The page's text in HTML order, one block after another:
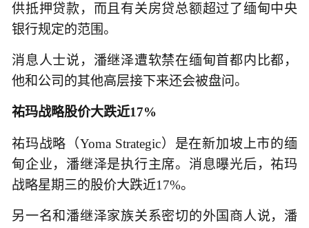
供抵押贷款，而且有关房贷总额超过了缅甸中央
银行规定的范围。
消息人士说，潘继泽遭软禁在缅甸首都内比都，
他和公司的其他高层接下来还会被盘问。
祐玛战略股价大跌近17%
祐玛战略（Yoma Strategic）是在新加坡上市的缅
甸企业，潘继泽是执行主席。消息曝光后，祐玛
战略星期三的股价大跌近17%。
另一名和潘继泽家族关系密切的外国商人说，潘